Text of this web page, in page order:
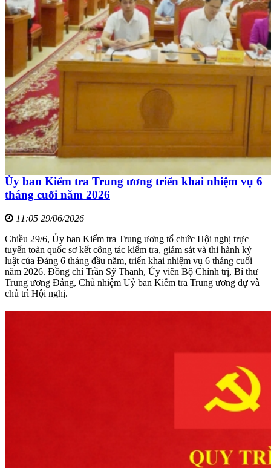
Ủy ban Kiểm tra Trung ương triển khai nhiệm vụ 6
tháng cuối năm 2026
11:05 29/06/2026
Chiều 29/6, Ủy ban Kiểm tra Trung ương tổ chức Hội nghị trực
tuyến toàn quốc sơ kết công tác kiểm tra, giám sát và thi hành kỷ
luật của Đảng 6 tháng đầu năm, triển khai nhiệm vụ 6 tháng cuối
năm 2026. Đồng chí Trần Sỹ Thanh, Ủy viên Bộ Chính trị, Bí thư
Trung ương Đảng, Chủ nhiệm Uỷ ban Kiểm tra Trung ương dự và
chủ trì Hội nghị.